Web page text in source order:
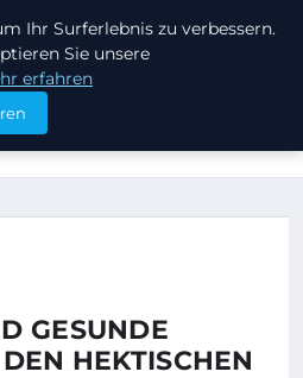
FÜR DEN HEKTISCHEN
GESUNDE
HEKTISCHEN
Ihr Surferlebnis zu verbessern.
Sie unsere
erfahren